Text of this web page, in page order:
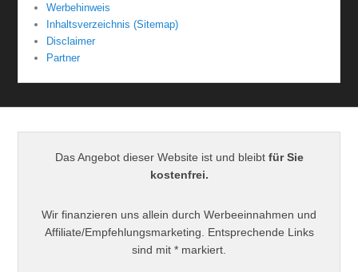
Werbehinweis
Inhaltsverzeichnis (Sitemap)
Disclaimer
Partner
Das Angebot dieser Website ist und bleibt für Sie
kostenfrei.
Wir finanzieren uns allein durch Werbeeinnahmen und
Affiliate/Empfehlungsmarketing. Entsprechende Links
sind mit * markiert.